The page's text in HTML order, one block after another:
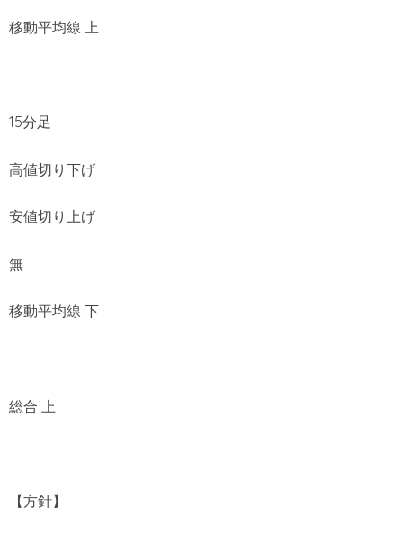
移動平均線 上
15分足
高値切り下げ
安値切り上げ
無
移動平均線 下
総合 上
【方針】